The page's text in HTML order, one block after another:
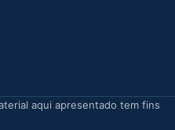
aqui apresentado tem fins